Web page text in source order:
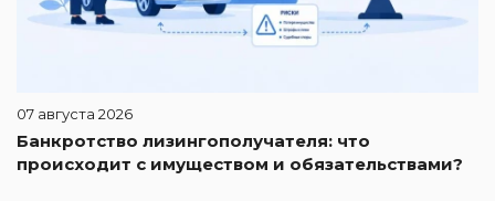
07 августа 2026
Банкротство лизингополучателя: что
происходит с имуществом и обязательствами?